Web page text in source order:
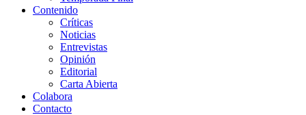
Contenido
Críticas
Noticias
Entrevistas
Opinión
Editorial
Carta Abierta
Colabora
Contacto